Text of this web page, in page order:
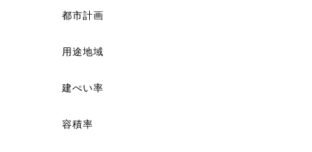
都市計画
用途地域
建ぺい率
容積率